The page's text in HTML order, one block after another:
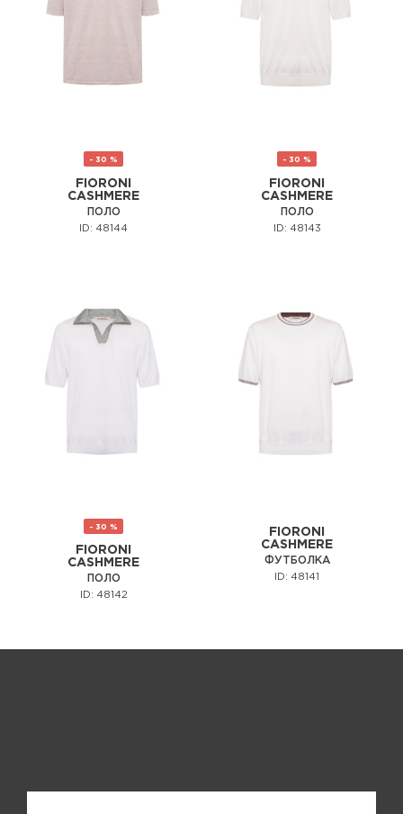
- 30 %
FIORONI
CASHMERE
ПОЛО
ID: 48144
- 30 %
FIORONI
CASHMERE
ПОЛО
ID: 48143
- 30 %
FIORONI
CASHMERE
ПОЛО
ID: 48142
FIORONI
CASHMERE
ФУТБОЛКА
ID: 48141